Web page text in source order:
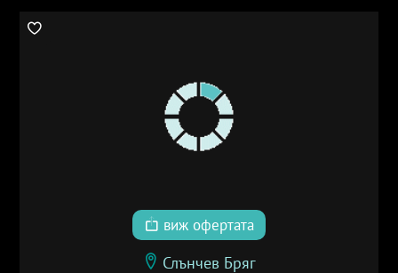
виж офертата
Слънчев Бряг